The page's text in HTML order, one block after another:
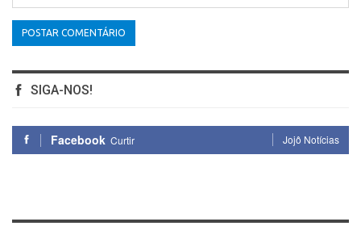
SIGA-NOS!
Facebook Curtir Jojô Notícias